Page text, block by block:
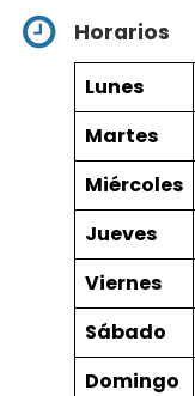
Horarios
Lunes
Martes
Miércoles
Jueves
Viernes
Sábado
Domingo